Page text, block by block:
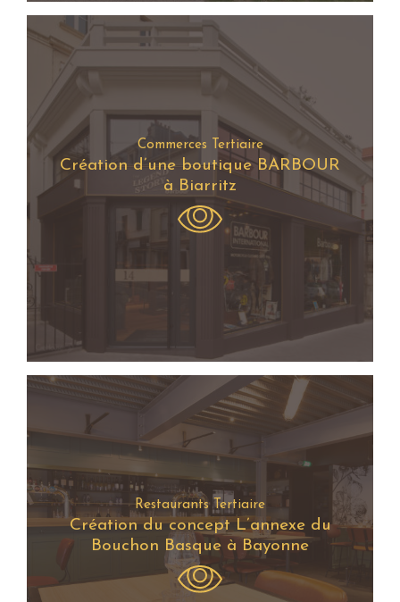
Commerces Tertiaire
Création d’une boutique BARBOUR
à Biarritz
Restaurants Tertiaire
Création du concept L’annexe du
Bouchon Basque à Bayonne